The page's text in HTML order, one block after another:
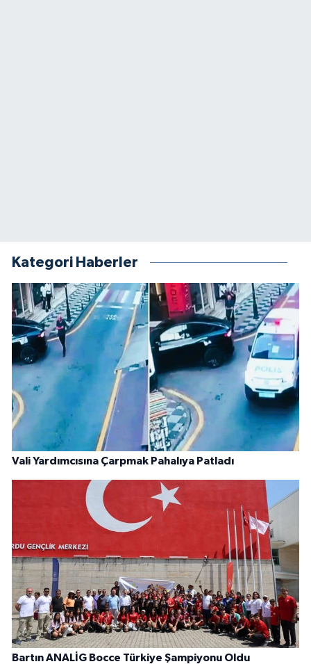
Kategori Haberler
Vali Yardımcısına Çarpmak Pahalıya Patladı
Bartın ANALİG Bocce Türkiye Şampiyonu Oldu